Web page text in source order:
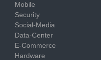
Mobile
Security
Social-Media
Data-Center
E-Commerce
Hardware